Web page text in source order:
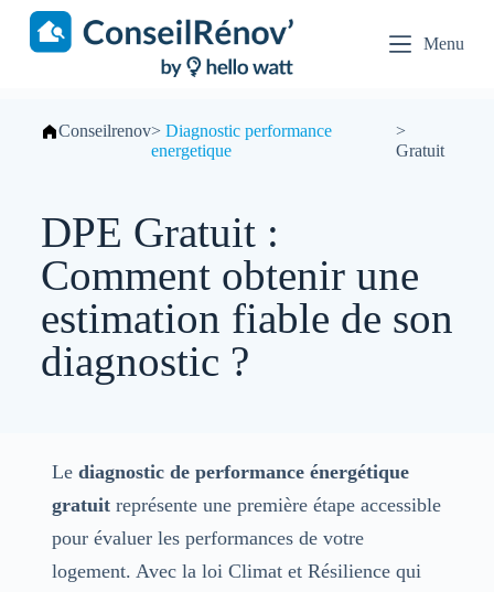
S
Menu
Conseilrenov> Diagnostic performance
energetique
>
Gratuit
DPE Gratuit :
Comment obtenir une
estimation fiable de son
diagnostic ?
Le diagnostic de performance énergétique
gratuitreprésente une première étape accessible
pour évaluer les performances de votre
logement. Avec la loi Climat et Résilience qui